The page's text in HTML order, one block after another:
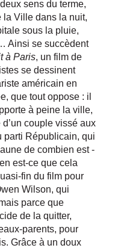
sens du terme,
la Ville dans la nuit,
sous la pluie,
Ainsi se succèdent
à Paris, un film de
se dessinent
américain en
que tout oppose : il
à peine la ville,
couple vissé aux
parti Républicain, qui
de combien est -
est-ce que cela
fin du film pour
Wilson, qui
parce que
de la quitter,
parents, pour
Grâce à un doux